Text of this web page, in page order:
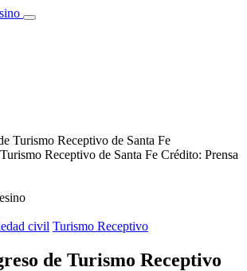
Receptivo de Santa Fe Crédito: Prensa
civil Turismo Receptivo
de Turismo Receptivo